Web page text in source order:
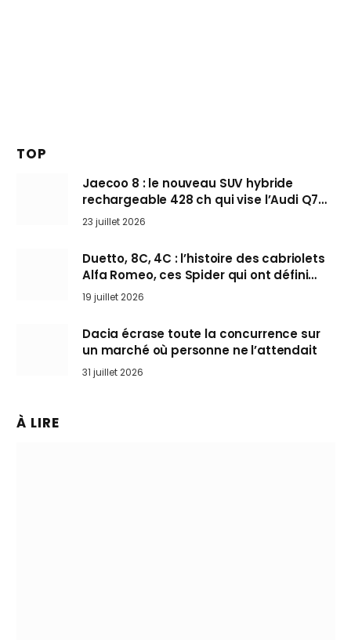
TOP
Jaecoo 8 : le nouveau SUV hybride
rechargeable 428 ch qui vise l’Audi Q7
arrive en Europe cet automne
23 juillet 2026
Duetto, 8C, 4C : l’histoire des cabriolets
Alfa Romeo, ces Spider qui ont défini
l’art de rouler cheveux au vent
19 juillet 2026
Dacia écrase toute la concurrence sur
un marché où personne ne l’attendait
31 juillet 2026
À LIRE